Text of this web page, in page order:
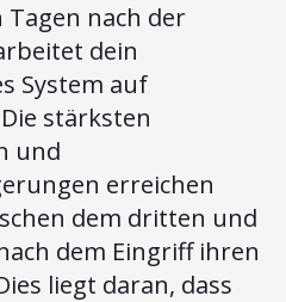
nach der
dein
System auf
stärksten
und
erreichen
dem dritten und
dem Eingriff ihren
liegt daran, dass